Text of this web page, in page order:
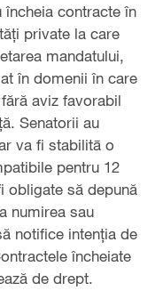
contracte în
private la care
mandatului,
în domenii în care
aviz favorabil
Senatorii au
va fi stabilitā o
pentru 12
obligate să depună
numirea sau
notifice intenția de
încheiate
de drept.